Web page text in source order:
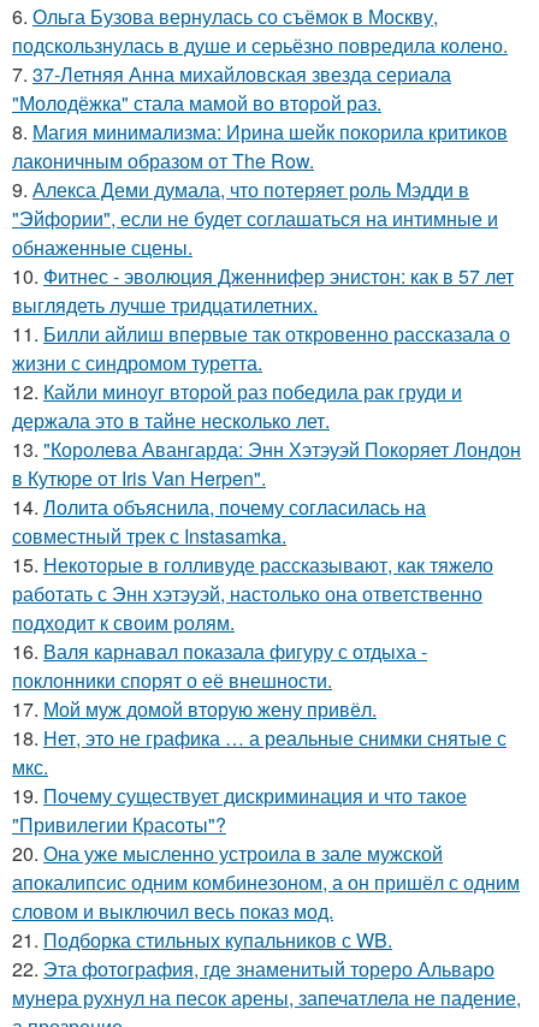
6. Ольга Бузова вернулась со съёмок в Москву,
подскользнулась в душе и серьёзно повредила колено.
7. 37-Летняя Анна михайловская звезда сериала
"Молодёжка" стала мамой во второй раз.
8. Магия минимализма: Ирина шейк покорила критиков
лаконичным образом от The Row.
9. Алекса Деми думала, что потеряет роль Мэдди в
"Эйфории", если не будет соглашаться на интимные и
обнаженные сцены.
10. Фитнес - эволюция Дженнифер энистон: как в 57 лет
выглядеть лучше тридцатилетних.
11. Билли айлиш впервые так откровенно рассказала о
жизни с синдромом туретта.
12. Кайли миноуг второй раз победила рак груди и
держала это в тайне несколько лет.
13. "Королева Авангарда: Энн Хэтэуэй Покоряет Лондон
в Кутюре от Iris Van Herpen".
14. Лолита объяснила, почему согласилась на
совместный трек с Instasamka.
15. Некоторые в голливуде рассказывают, как тяжело
работать с Энн хэтэуэй, настолько она ответственно
подходит к своим ролям.
16. Валя карнавал показала фигуру с отдыха -
поклонники спорят о её внешности.
17. Мой муж домой вторую жену привёл.
18. Нет, это не графика … а реальные снимки снятые с
мкс.
19. Почему существует дискриминация и что такое
"Привилегии Красоты"?
20. Она уже мысленно устроила в зале мужской
апокалипсис одним комбинезоном, а он пришёл с одним
словом и выключил весь показ мод.
21. Подборка стильных купальников с WB.
22. Эта фотография, где знаменитый тореро Альваро
мунера рухнул на песок арены, запечатлела не падение,